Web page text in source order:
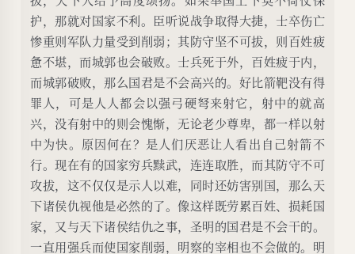
护，那就对国家不利。臣听说战争取得大捷，士卒伤亡
惨重则军队力量受到削弱；其防守坚不可拔，则百姓疲
惫不堪，而城郭也会破败。士兵死于外，百姓疲于内，
而城郭破败，那么国君是不会高兴的。好比箭靶没有得
罪人，可是人人都会以强弓硬弩来射它，射中的就高
兴，没有射中的则会愧惭，无论老少尊卑，都一样以射
中为快。原因何在？是人们厌恶让人看出自己射箭不
行。现在有的国家穷兵黩武，连连取胜，而其防守不可
攻拔，这不仅仅是示人以难，同时还妨害别国，那么天
下诸侯仇视他是必然的了。像这样既劳累百姓、损耗国
家，又与天下诸侯结仇之事，圣明的国君是不会干的。
一直用强兵而使国家削弱，明察的宰相也不会做的。明